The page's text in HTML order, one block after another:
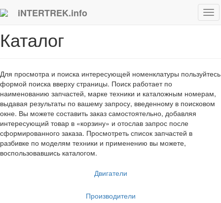
iNTERTREK.info
Каталог
Для просмотра и поиска интересующей номенклатуры пользуйтесь
формой поиска вверху страницы. Поиск работает по
наименованию запчастей, марке техники и каталожным номерам,
выдавая результаты по вашему запросу, введенному в поисковом
окне. Вы можете составить заказ самостоятельно, добавляя
интересующий товар в «корзину» и отослав запрос после
сформированного заказа. Просмотреть список запчастей в
разбивке по моделям техники и применению вы можете,
воспользовавшись каталогом.
Двигатели
Производители